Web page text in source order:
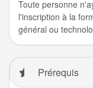
Toute personne
l'inscription à la
général ou
Prérequis